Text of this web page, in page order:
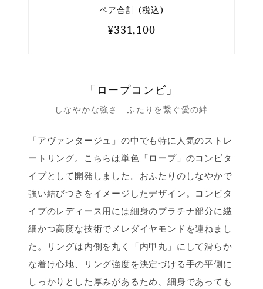
ペア合計 (税込)
¥331,100
「ロープコンビ」
しなやかな強さ ふたりを繋ぐ愛の絆
「アヴァンタージュ」の中でも特に人気のストレ
ートリング。こちらは単色「ロープ」のコンビタ
イプとして開発しました。おふたりのしなやかで
強い結びつきをイメージしたデザイン。コンビタ
イプのレディース用には細身のプラチナ部分に繊
細かつ高度な技術でメレダイヤモンドを連ねまし
た。リングは内側を丸く「内甲丸」にして滑らか
な着け心地、リング強度を決定づける手の平側に
しっかりとした厚みがあるため、細身であっても